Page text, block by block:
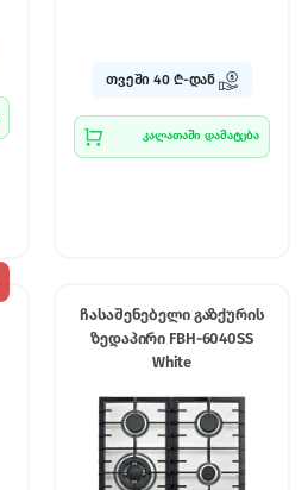
თვეში 40 ₾-დან
კალათაში დამატება
ჩასაშენებელი გაზქურის
ზედაპირი FBH-6040SS
White